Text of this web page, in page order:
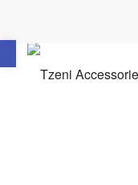
Ανοίξτε τη γραμμή εργαλείων